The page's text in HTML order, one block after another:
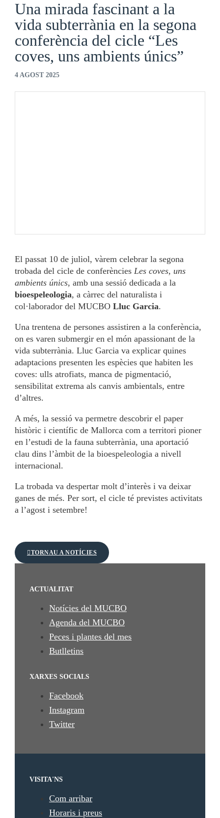
Una mirada fascinant a la
vida subterrània en la segona
conferència del cicle “Les
coves, uns ambients únics”
4 AGOST 2025
El passat 10 de juliol, vàrem celebrar la segona
trobada del cicle de conferències Les coves, uns
ambients únics, amb una sessió dedicada a la
bioespeleologia, a càrrec del naturalista i
col·laborador del MUCBO Lluc Garcia.
Una trentena de persones assistiren a la conferència,
on es varen submergir en el món apassionant de la
vida subterrània. Lluc Garcia va explicar quines
adaptacions presenten les espècies que habiten les
coves: ulls atrofiats, manca de pigmentació,
sensibilitat extrema als canvis ambientals, entre
d’altres.
A més, la sessió va permetre descobrir el paper
històric i científic de Mallorca com a territori pioner
en l’estudi de la fauna subterrània, una aportació
clau dins l’àmbit de la bioespeleologia a nivell
internacional.
La trobada va despertar molt d’interès i va deixar
ganes de més. Per sort, el cicle té previstes activitats
a l’agost i setembre!
TORNAU A NOTÍCIES
ACTUALITAT
Notícies del MUCBO
Agenda del MUCBO
Peces i plantes del mes
Butlletins
XARXES SOCIALS
Facebook
Instagram
Twitter
VISITA'NS
Com arribar
Horaris i preus